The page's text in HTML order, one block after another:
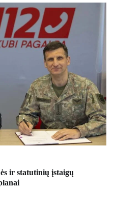
ir statutinių įstaigų